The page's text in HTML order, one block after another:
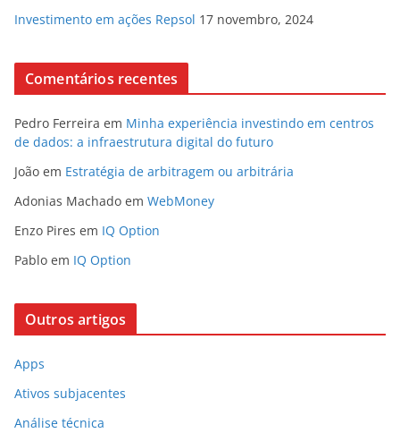
Investimento em ações Repsol 17 novembro, 2024
Comentários recentes
Pedro Ferreira em Minha experiência investindo em centros
de dados: a infraestrutura digital do futuro
João em Estratégia de arbitragem ou arbitrária
Adonias Machado em WebMoney
Enzo Pires em IQ Option
Pablo em IQ Option
Outros artigos
Apps
Ativos subjacentes
Análise técnica